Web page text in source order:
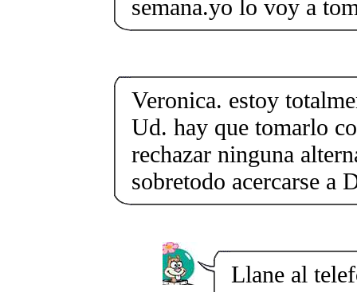
semana.yo lo voy a
Veronica. estoy
Ud. hay que tomarlo
rechazar ninguna
sobretodo acercarse a
Llane al